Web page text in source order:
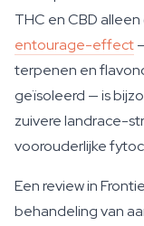
THC en CBD alleen
entourage-effect
terpenen en
geïsoleerd — is
zuivere landrace-
voorouderlijke
Een review in
behandeling van